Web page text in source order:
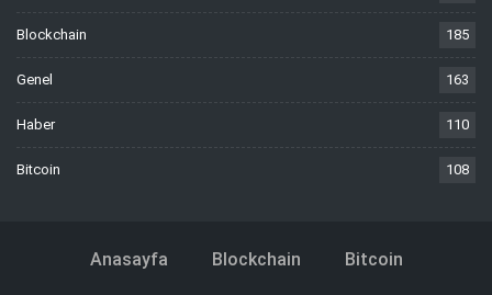
Blockchain 185
Genel 163
Haber 110
Bitcoin 108
Anasayfa Blockchain Bitcoin